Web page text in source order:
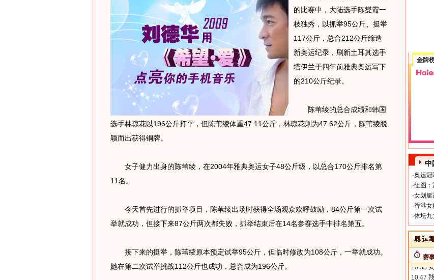
的比赛中，大陆选手陈燮霞一
枝独秀，以抓举95公斤、挺举
117公斤，总合212公斤缔造
新奥运纪录，刷新土耳其选手
塔伊兰于四年前雅典奥运写下
的210公斤纪录。
陈苇绫的总合成绩和韩国
选手林琼花以196公斤打平，但陈苇绫体重47.11公斤，林琼花则为47.62公斤，陈苇绫脱
颖而出获得铜牌。
女子健力出身的陈苇绫，在2004年雅典奥运女子48公斤级，以总合170公斤排名第
11名。
今天首先进行的抓举项目，陈苇绫出场时获得全场观众欢呼鼓励，84公斤第一次试
举就成功，但接下来87公斤两次都失败，抓举结束后在14名参赛选手中排名第五。
接下来的挺举，陈苇绫原本预定试举95公斤，但临时修改为108公斤，一举就成功。
她在第二次试举挑战112公斤也成功，总合成为196公斤。
金牌
中
·奥运冠
·组图：
·女划艇
·香港女
·体坛九
赛